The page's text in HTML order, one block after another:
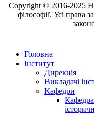
Copyright © 2016-2025
філософії. Усі права
Головна
Інститут
Дирекція
Викладачі
Кафедри
Кафедра